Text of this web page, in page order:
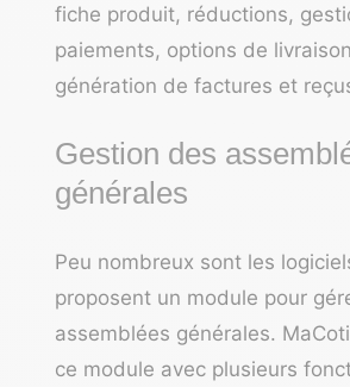
fiche produit, réductions,
paiements, options de
génération de factures et
Gestion des
générales
Peu nombreux sont les
proposent un module pour
assemblées générales.
ce module avec plusieurs